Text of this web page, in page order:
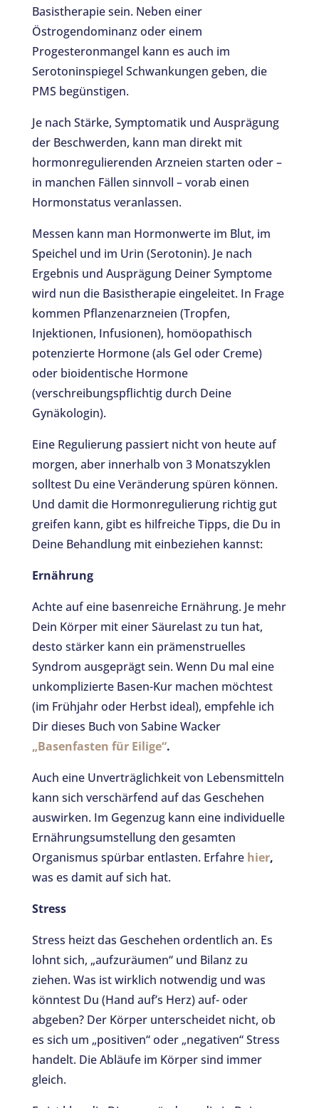
Basistherapie sein. Neben einer
Östrogendominanz oder einem
Progesteronmangel kann es auch im
Serotoninspiegel Schwankungen geben, die
PMS begünstigen.
Je nach Stärke, Symptomatik und Ausprägung
der Beschwerden, kann man direkt mit
hormonregulierenden Arzneien starten oder –
in manchen Fällen sinnvoll – vorab einen
Hormonstatus veranlassen.
Messen kann man Hormonwerte im Blut, im
Speichel und im Urin (Serotonin). Je nach
Ergebnis und Ausprägung Deiner Symptome
wird nun die Basistherapie eingeleitet. In Frage
kommen Pflanzenarzneien (Tropfen,
Injektionen, Infusionen), homöopathisch
potenzierte Hormone (als Gel oder Creme)
oder bioidentische Hormone
(verschreibungspflichtig durch Deine
Gynäkologin).
Eine Regulierung passiert nicht von heute auf
morgen, aber innerhalb von 3 Monatszyklen
solltest Du eine Veränderung spüren können.
Und damit die Hormonregulierung richtig gut
greifen kann, gibt es hilfreiche Tipps, die Du in
Deine Behandlung mit einbeziehen kannst:
Ernährung
Achte auf eine basenreiche Ernährung. Je mehr
Dein Körper mit einer Säurelast zu tun hat,
desto stärker kann ein prämenstruelles
Syndrom ausgeprägt sein. Wenn Du mal eine
unkomplizierte Basen-Kur machen möchtest
(im Frühjahr oder Herbst ideal), empfehle ich
Dir dieses Buch von Sabine Wacker
„Basenfasten für Eilige“.
Auch eine Unverträglichkeit von Lebensmitteln
kann sich verschärfend auf das Geschehen
auswirken. Im Gegenzug kann eine individuelle
Ernährungsumstellung den gesamten
Organismus spürbar entlasten. Erfahre hier,
was es damit auf sich hat.
Stress
Stress heizt das Geschehen ordentlich an. Es
lohnt sich, „aufzuräumen“ und Bilanz zu
ziehen. Was ist wirklich notwendig und was
könntest Du (Hand auf’s Herz) auf- oder
abgeben? Der Körper unterscheidet nicht, ob
es sich um „positiven“ oder „negativen“ Stress
handelt. Die Abläufe im Körper sind immer
gleich.